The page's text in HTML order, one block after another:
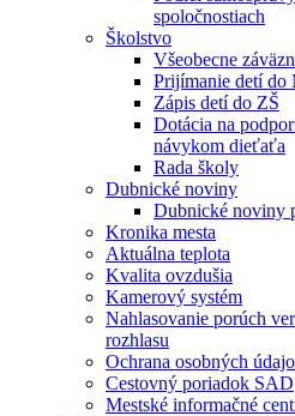
spoločnostiach
Školstvo
Všeobecne
Prijímanie detí do
Zápis detí do ZŠ
Dotácia na
návykom dieťaťa
Rada školy
Dubnické noviny
Dubnické noviny
Kronika mesta
Aktuálna teplota
Kvalita ovzdušia
Kamerový systém
Nahlasovanie porúch
rozhlasu
Ochrana osobných
Cestovný poriadok SAD
Mestské informačné